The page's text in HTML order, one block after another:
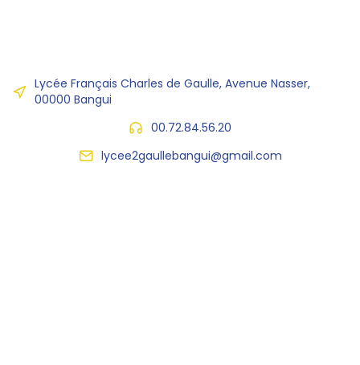
Lycée Français Charles de Gaulle, Avenue Nasser,
00000 Bangui
00.72.84.56.20
lycee2gaullebangui@gmail.com